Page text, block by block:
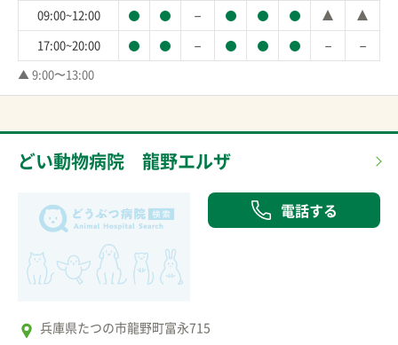
09:00~12:00 －
17:00~20:00 － － －
▲ 9:00〜13:00
どい動物病院 龍野エルザ
電話する
兵庫県たつの市龍野町富永715